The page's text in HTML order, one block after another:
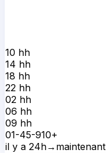
10 hh
14 hh
18 hh
22 hh
02 hh
06 hh
09 hh
01-45-910+
il y a 24h→ maintenant